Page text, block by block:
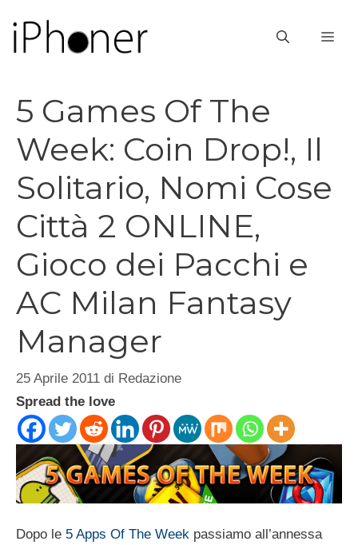
contenuto
5 Games Of The
Week: Coin Drop!, Il
Solitario, Nomi Cose
Città 2 ONLINE,
Gioco dei Pacchi e
AC Milan Fantasy
Manager
25 Aprile 2011 di Redazione
Spread the love
Dopo le 5 Apps Of The Week passiamo all’annessa